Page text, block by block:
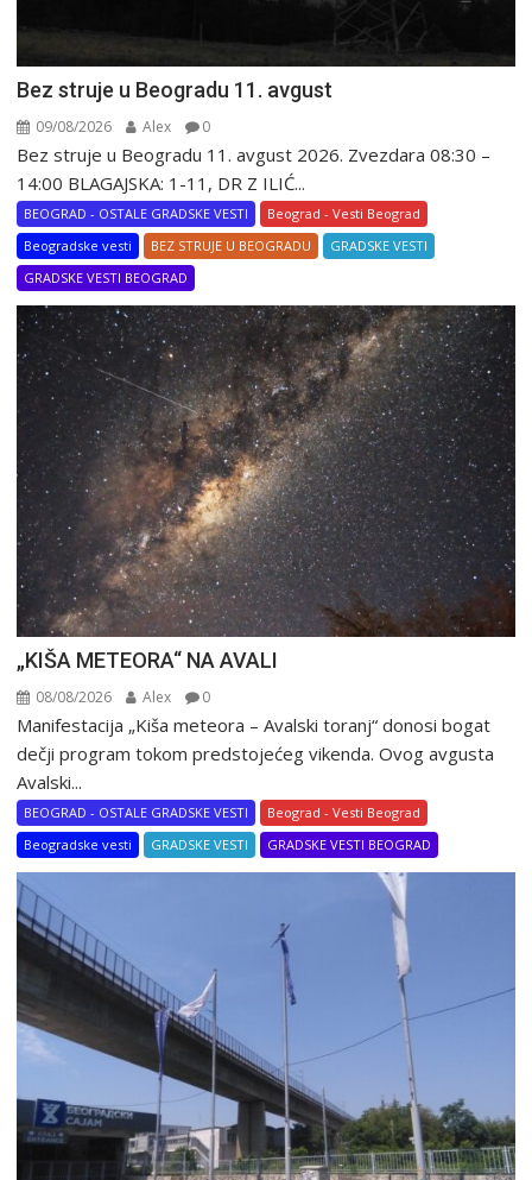
Bez struje u Beogradu 11. avgust
09/08/2026 Alex 0
Bez struje u Beogradu 11. avgust 2026. Zvezdara 08:30 –
14:00 BLAGAJSKA: 1-11, DR Z ILIĆ...
BEOGRAD - OSTALE GRADSKE VESTI
Beograd - Vesti Beograd
Beogradske vesti
BEZ STRUJE U BEOGRADU
GRADSKE VESTI
GRADSKE VESTI BEOGRAD
„KIŠA METEORA“ NA AVALI
08/08/2026 Alex 0
Manifestacija „Kiša meteora – Avalski toranj“ donosi bogat
dečji program tokom predstojećeg vikenda. Ovog avgusta
Avalski...
BEOGRAD - OSTALE GRADSKE VESTI
Beograd - Vesti Beograd
Beogradske vesti
GRADSKE VESTI GRADSKE VESTI BEOGRAD